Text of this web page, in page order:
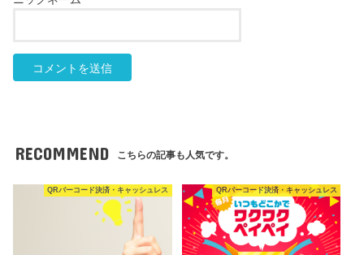
RECOMMEND こちらの記事も人気です。
QRバーコード決済・キャッシュレス QRバーコード決済・キャッシュレス